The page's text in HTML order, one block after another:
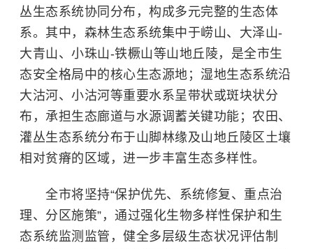
丛生态系统协同分布，构成多元完整的生态体
系。其中，森林生态系统集中于崂山、大泽山-
大青山、小珠山-铁橛山等山地丘陵，是全市生
态安全格局中的核心生态源地；湿地生态系统沿
大沽河、小沽河等重要水系呈带状或斑块状分
布，承担生态廊道与水源调蓄关键功能；农田、
灌丛生态系统分布于山脚林缘及山地丘陵区土壤
相对贫瘠的区域，进一步丰富生态多样性。
全市将坚持“保护优先、系统修复、重点治
理、分区施策”，通过强化生物多样性保护和生
态系统监测监管，健全多层级生态状况评估制